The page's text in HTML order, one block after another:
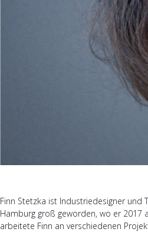
Finn Stetzka ist Industriedesigner und
Hamburg groß geworden, wo er 2017
arbeitete Finn an verschiedenen